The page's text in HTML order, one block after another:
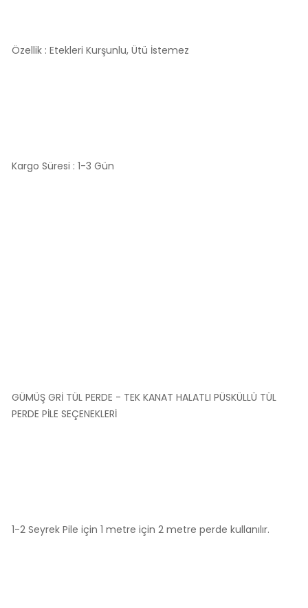
Özellik : Etekleri Kurşunlu, Ütü İstemez
Kargo Süresi : 1-3 Gün
GÜMÜŞ GRİ TÜL PERDE - TEK KANAT HALATLI PÜSKÜLLÜ TÜL
PERDE PİLE SEÇENEKLERİ
1-2 Seyrek Pile için 1 metre için 2 metre perde kullanılır.